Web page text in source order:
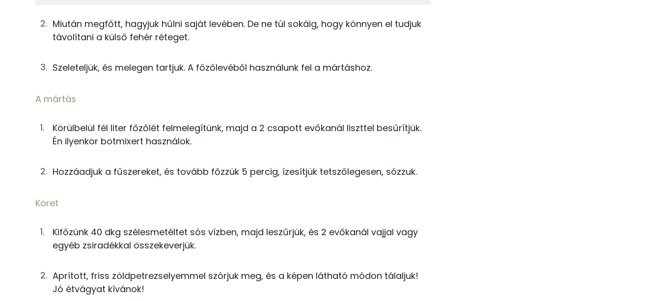
40gsárgarépa
15 kcal
6gfokhagyma
1000g
0 kcal
A mártás
92g újhagyma
18 kcal
10gfinomliszt
36 kcal
Nátrium
Foszfor
Kálcium
C vitamin:
Niacin - B3 vitamin:
Összesen 70.8 g
Zsír
Összesen
57.9 g
Telített zsírsav
Egyszeresen telítetlen zsírsav:
24 g
Többszörösen telítetlen zsírsav
Miután megfőtt, hagyjuk hűlni saját levében. De ne túl sokáig, hogy könnyen el tudjuk
távolítani a külső fehér réteget.
Szeleteljük, és melegen tartjuk. A főzőlevéből használunk fel a mártáshoz.
A mártás
Körülbelül fél liter főzőlét felmelegítünk, majd a 2 csapott evőkanál liszttel besűrítjük.
Én ilyenkor botmixert használok.
Hozzáadjuk a fűszereket, és tovább főzzük 5 percig, ízesítjük tetszőlegesen, sózzuk.
Köret
Kifőzünk 40 dkg szélesmetéltet sós vízben, majd leszűrjük, és 2 evőkanál vajjal vagy
egyéb zsiradékkal összekeverjük.
Aprított, friss zöldpetrezselyemmel szórjuk meg, és a képen látható módon tálaljuk!
Jó étvágyat kívánok!